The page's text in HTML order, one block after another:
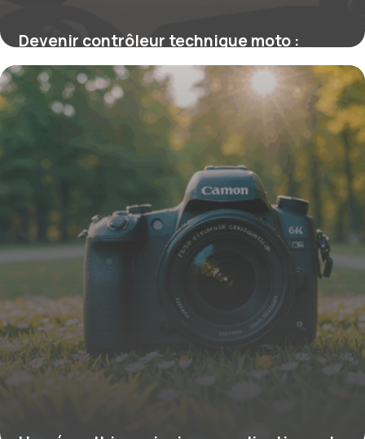
Devenir contrôleur technique moto :
comprendre la formation et accéder à un
métier d’avenir
16 juin 2026